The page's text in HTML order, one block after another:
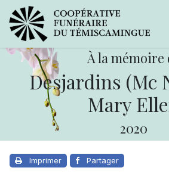
À la mémoire
Desjardins (Mc
Mary
2020
Imprimer Partager